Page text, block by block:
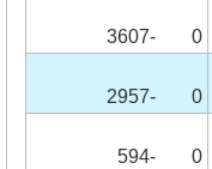
3607- 0
2957- 0
594- 0